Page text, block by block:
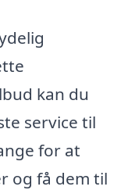
kan du
service til
for at
og få dem til